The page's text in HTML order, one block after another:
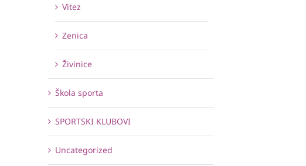
Vitez
Zenica
Živinice
Škola sporta
SPORTSKI KLUBOVI
Uncategorized